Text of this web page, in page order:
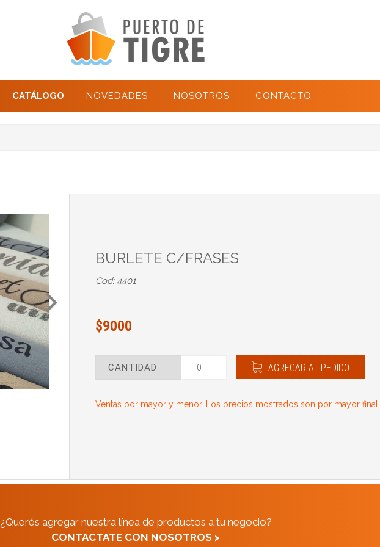
CATÁLOGO NOVEDADES NOSOTROS CONTACTO
BURLETE C/FRASES
Cod: 4401
$9000
CANTIDAD AGREGAR AL PEDIDO
Ventas por mayor y menor. Los precios mostrados son por mayor final.
¿Querés agregar nuestra línea de productos a tu negocio?
CONTACTATE CON NOSOTROS >